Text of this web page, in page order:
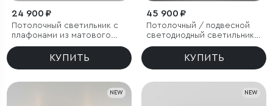
24 900 ₽
Потолочный светильник с
плафонами из матового
стекла
КУПИТЬ
45 900 ₽
Потолочный / подвесной
светодиодный светильник с
регулировкой цветовой
температурыКУПИТЬ
NEW NEW